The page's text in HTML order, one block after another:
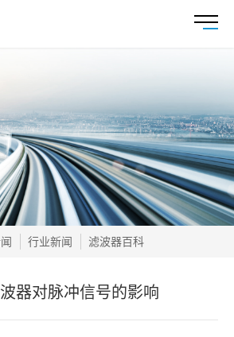
行业新闻 滤波器百科
器对脉冲信号的影响